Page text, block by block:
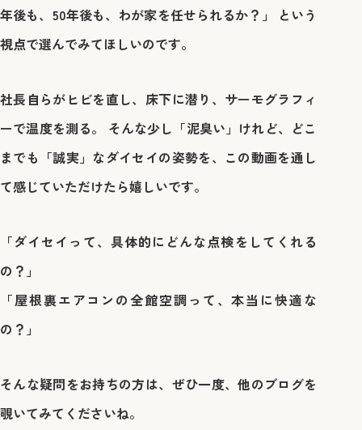
年後も、50年後も、わが家を任せられるか？」
という
視点で選んでみてほしいのです。
社長自らがヒビを直し、床下に潜り、サーモグラフィ
ーで温度を測る。 そんな少し「泥臭い」けれど、どこ
までも「誠実」なダイセイの姿勢を、この動画を通し
て感じていただけたら嬉しいです。
「ダイセイって、具体的にどんな点検をしてくれる
の？」
「屋根裏エアコンの全館空調って、本当に快適な
の？」
そんな疑問をお持ちの方は、ぜひ一度、他のブログを
覗いてみてくださいね。